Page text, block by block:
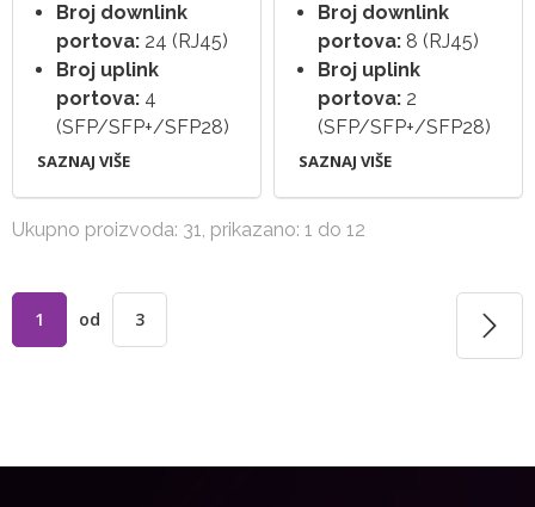
Broj downlink
portova: 24 (RJ45)
Broj uplink
portova: 4
(SFP/SFP+/SFP28)
SAZNAJ VIŠE
Broj downlink
portova: 8 (RJ45)
Broj uplink
portova: 2
(SFP/SFP+/SFP28)
SAZNAJ VIŠE
Ukupno proizvoda: 31, prikazano: 1 do 12
1 od 3